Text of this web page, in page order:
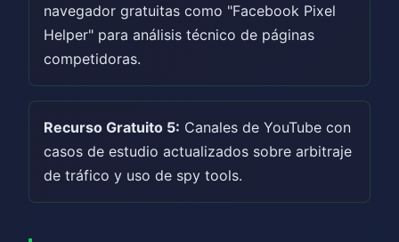
navegador gratuitas como "Facebook Pixel
Helper" para análisis técnico de páginas
competidoras.
Recurso Gratuito 5: Canales de YouTube con
casos de estudio actualizados sobre arbitraje
de tráfico y uso de spy tools.